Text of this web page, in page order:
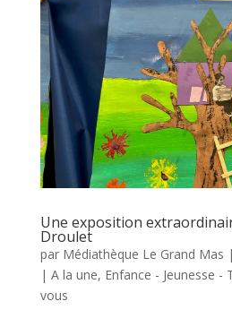
Une exposition
Droulet
par Médiathèque Le Grand Mas |
| A la une, Enfance - Jeunesse -
vous